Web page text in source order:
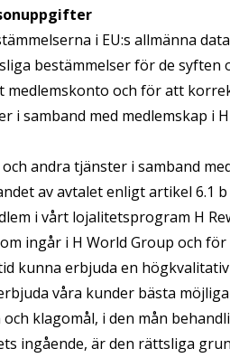
i EU:s allmänna
bestämmelser för de
medlemskonto och för att
i samband med medlemskap
andra tjänster i samband
av avtalet enligt artikel 6.1 b
i vårt lojalitetsprogram H
ingår i H World Group och
kunna erbjuda en
våra kunder bästa möjliga
klagomål, i den mån
ingående, är den rättsliga